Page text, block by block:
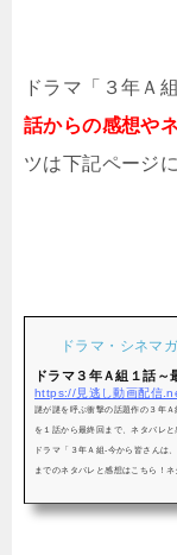
ドラマ「３年Ａ
話からの感想や
ツは下記ページ
ドラマ・シネマ
ドラマ３年Ａ組１話
https://見逃し動画配信
謎が謎を呼ぶ衝撃の話題作の３年
を１話から最終回まで、ネタバレ
ドラマ「３年Ａ組-今から皆さんは
までのネタバレと感想はこちら！